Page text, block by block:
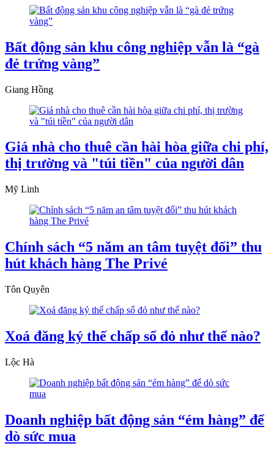
Bất động sản khu công nghiệp vẫn là “gà
đẻ trứng vàng”
Giang Hồng
Giá nhà cho thuê cần hài hòa giữa chi phí,
thị trường và "túi tiền" của người dân
Mỹ Linh
Chính sách “5 năm an tâm tuyệt đối” thu
hút khách hàng The Privé
Tôn Quyên
Xoá đăng ký thế chấp sổ đỏ như thế nào?
Lộc Hà
Doanh nghiệp bất động sản “ém hàng” để
dò sức mua